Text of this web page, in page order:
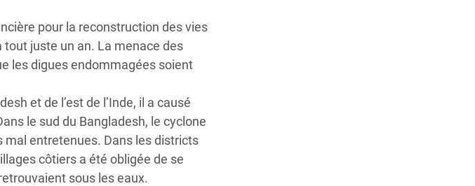
pour la reconstruction des vies
juste un an. La menace des
les digues endommagées soient
et de l’est de l’Inde, il a causé
le sud du Bangladesh, le cyclone
mal entretenues. Dans les districts
côtiers a été obligée de se
sous les eaux.